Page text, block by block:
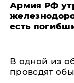
Армия РФ
есть
В одной из
проводят